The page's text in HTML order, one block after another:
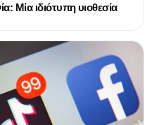
Μία ιδιότυπη υιοθεσία